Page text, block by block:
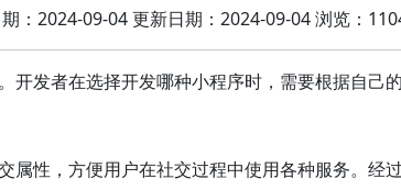
：2024-09-04 更新日期：2024-09-04 浏览：
发者在选择开发哪种小程序时，需要根据自己
属性，方便用户在社交过程中使用各种服务。经